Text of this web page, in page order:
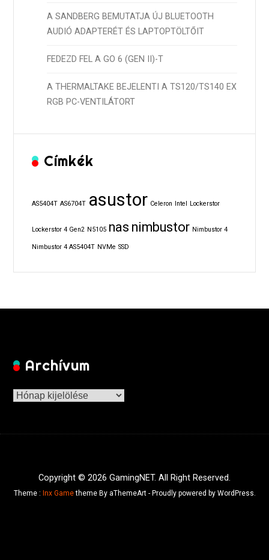
A SANDBERG BEMUTATJA ÚJ BLUETOOTH
AUDIÓ ADAPTERÉT ÉS LAPTOPTÖLTŐIT
FEDEZD FEL A GO 6 (GEN II)-T
A THERMALTAKE BEJELENTI A TS120/TS140 EX
RGB PC-VENTILÁTORT
Címkék
AS5404T AS6704T asustor Celeron Intel Lockerstor
Lockerstor 4 Gen2 N5105 nas nimbustor Nimbustor 4
Nimbustor 4 AS5404T NVMe SSD
Archívum
Archívum
Copyright © 2026 GamingNET. All Right Reserved.
Theme : Inx Gametheme By aThemeArt - Proudly powered by WordPress.